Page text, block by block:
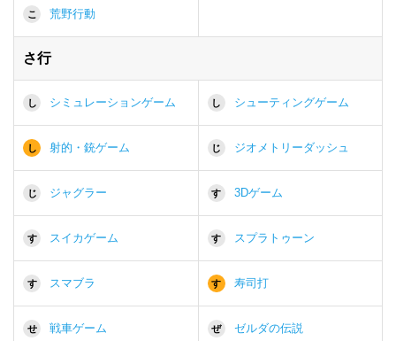
こ 荒野行動
さ行
し シミュレーションゲーム し シューティングゲーム
し 射的・銃ゲーム じ ジオメトリーダッシュ
じ ジャグラー す 3Dゲーム
す スイカゲーム す スプラトゥーン
す スマブラ す 寿司打
せ 戦車ゲーム ぜ ゼルダの伝説